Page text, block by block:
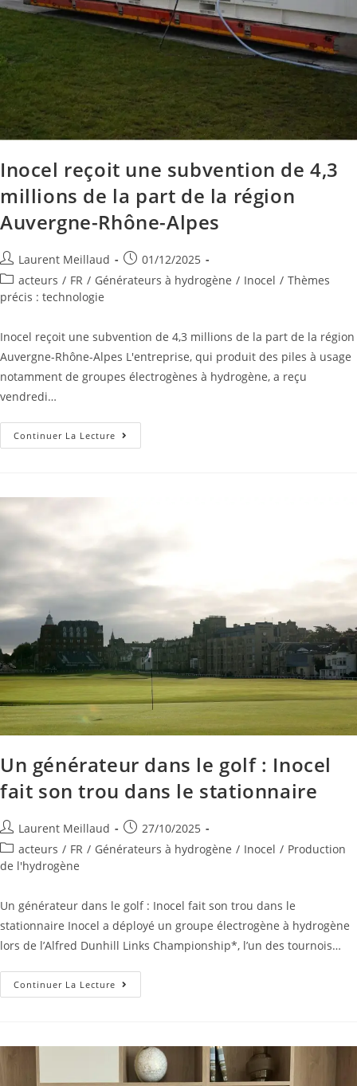
Inocel reçoit une subvention de 4,3
millions de la part de la région
Auvergne-Rhône-Alpes
Laurent Meillaud
01/12/2025
acteurs / FR / Générateurs à hydrogène / Inocel / Thèmes
précis : technologie
Inocel reçoit une subvention de 4,3 millions de la part de la région
Auvergne-Rhône-Alpes L'entreprise, qui produit des piles à usage
notamment de groupes électrogènes à hydrogène, a reçu
vendredi…
Continuer La Lecture
Un générateur dans le golf : Inocel
fait son trou dans le stationnaire
Laurent Meillaud
27/10/2025
acteurs / FR / Générateurs à hydrogène / Inocel / Production
de l'hydrogène
Un générateur dans le golf : Inocel fait son trou dans le
stationnaire Inocel a déployé un groupe électrogène à hydrogène
lors de l’Alfred Dunhill Links Championship*, l’un des tournois…
Continuer La Lecture